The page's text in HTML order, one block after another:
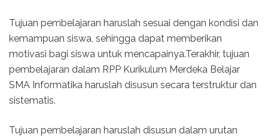
Tujuan pembelajaran haruslah sesuai dengan kondisi dan
kemampuan siswa, sehingga dapat memberikan
motivasi bagi siswa untuk mencapainya.Terakhir, tujuan
pembelajaran dalam RPP Kurikulum Merdeka Belajar
SMA Informatika haruslah disusun secara terstruktur dan
sistematis.
Tujuan pembelajaran haruslah disusun dalam urutan